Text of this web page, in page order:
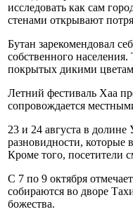
исследовать как сам
стенами открывают
Бутан зарекомендовал
собственного
покрытых дикими
Летний фестиваль Хаа
сопровождается
23 и 24 августа в
разновидности, которые
Кроме того, посетители
С 7 по 9 октября
собираются во дворе
божества.